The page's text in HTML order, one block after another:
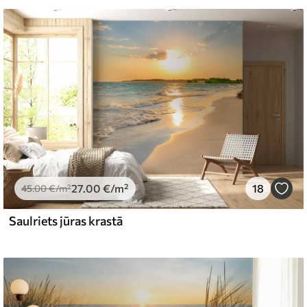
.6734.00€/m²
and Stick
48.99€/m²
45.00€/m²27 .00 €/m² 18
Saulriets jūras krastā